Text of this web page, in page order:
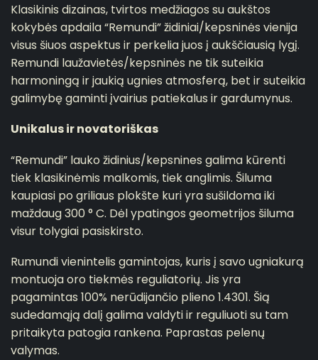
Klasikinis dizainas, tvirtos medžiagos su aukštos
kokybės apdaila“Remundi” židiniai/kepsninės vienija
visus šiuos aspektus ir perkelia juos į aukščiausią lygį.
Remundi laužavietės/kepsninės ne tik suteikia
harmoningą ir jaukią ugnies atmosferą, bet ir suteikia
galimybę gaminti įvairius patiekalus ir gardumynus.
Unikalus ir novatoriškas
“Remundi” lauko židinius/kepsnines galima kūrenti
tiek klasikinėmis malkomis, tiek anglimis. Šiluma
kaupiasi po griliaus plokšte kuri yra sušildoma iki
maždaug 300 ° C. Dėl ypatingos geometrijos šiluma
visur tolygiai pasiskirsto.
Rumundi vienintelis gamintojas, kuris į savo ugniakurą
montuoja oro tiekmės reguliatorių. Jis yra
pagamintas 100% nerūdijančio plieno 1.4301. Šią
sudedamąją dalį galima valdyti ir reguliuoti su tam
pritaikyta patogia rankena. Paprastas pelenų
valymas.